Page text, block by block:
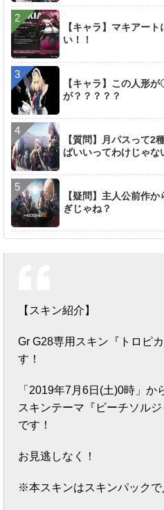
【キャラ】マキアー
い！！
【キャラ】この人形
が？？？？？
【質問】月パスって2
ばいいってわけじゃな
【疑問】主人公前作
ぎじゃね？
【スキン紹介】
Gr G28専用スキン『トロピ
す！
「2019年7月6日(土)0時」
スキンテーマ『ビーチソル
です！
お見逃しなく！
※本スキンはスキンパックで